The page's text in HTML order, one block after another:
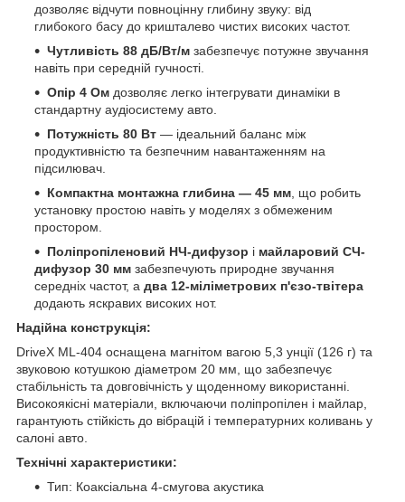
дозволяє відчути повноцінну глибину звуку: від
глибокого басу до кришталево чистих високих частот.
Чутливість 88 дБ/Вт/м забезпечує потужне звучання
навіть при середній гучності.
Опір 4 Ом дозволяє легко інтегрувати динаміки в
стандартну аудіосистему авто.
Потужність 80 Вт — ідеальний баланс між
продуктивністю та безпечним навантаженням на
підсилювач.
Компактна монтажна глибина — 45 мм , що робить
установку простою навіть у моделях з обмеженим
простором.
Поліпропіленовий НЧ-дифузор і майларовий СЧ-
дифузор 30 мм забезпечують природне звучання
середніх частот, а два 12-міліметрових п'єзо-твітера
додають яскравих високих нот.
Надійна конструкція:
DriveX ML-404 оснащена магнітом вагою 5,3 унції (126 г) та
звуковою котушкою діаметром 20 мм, що забезпечує
стабільність та довговічність у щоденному використанні.
Високоякісні матеріали, включаючи поліпропілен і майлар,
гарантують стійкість до вібрацій і температурних коливань у
салоні авто.
Технічні характеристики:
Тип: Коаксіальна 4-смугова акустика